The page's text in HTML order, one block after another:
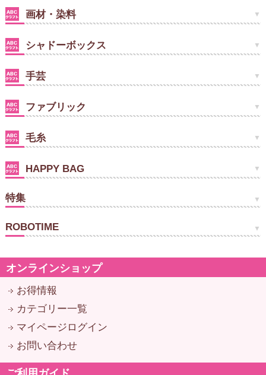
画材・染料
シャドーボックス
手芸
ファブリック
毛糸
HAPPY BAG
特集
ROBOTIME
オンラインショップ
お得情報
カテゴリー一覧
マイページログイン
お問い合わせ